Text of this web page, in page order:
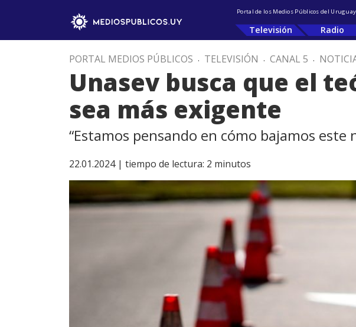
Portal de los Medios Públicos del Uruguay
Televisión Radio
PORTAL MEDIOS PÚBLICOS . TELEVISIÓN . CANAL 5 .
Unasev busca que el
sea más exigente
“Estamos pensando en cómo bajamos
22.01.2024 | tiempo de lectura: 2 minutos